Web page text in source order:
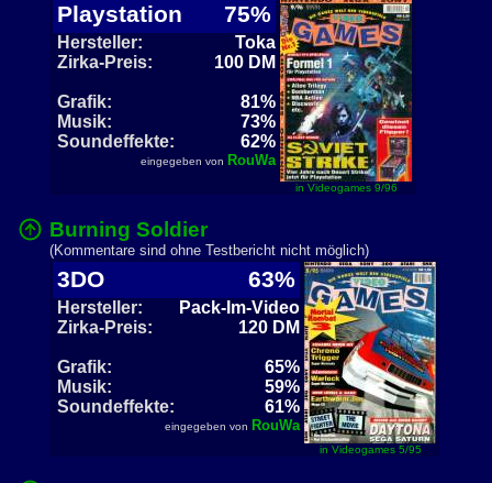
Playstation 75%
Hersteller:
Toka
Zirka-Preis:
100 DM
Grafik:
81%
Musik:
73%
Soundeffekte:
62%
eingegeben von RouWa
in Videogames 9/96
Burning Soldier
(Kommentare sind ohne Testbericht nicht möglich)
3DO 63%
Hersteller:
Pack-Im-Video
Zirka-Preis:
120 DM
Grafik:
65%
Musik:
59%
Soundeffekte:
61%
eingegeben von RouWa
in Videogames 5/95